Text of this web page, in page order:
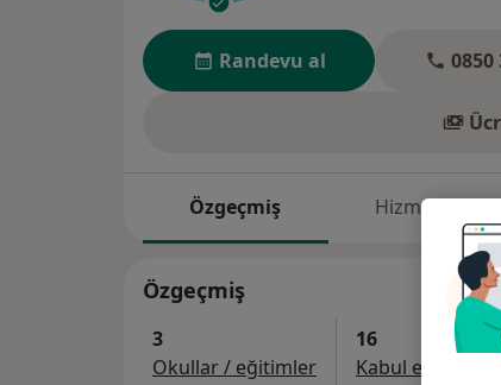
Randevu al 0850
Özgeçmiş Hizmetler
Özgeçmiş
3
Okullar / eğitimler
16
Kabul edilen